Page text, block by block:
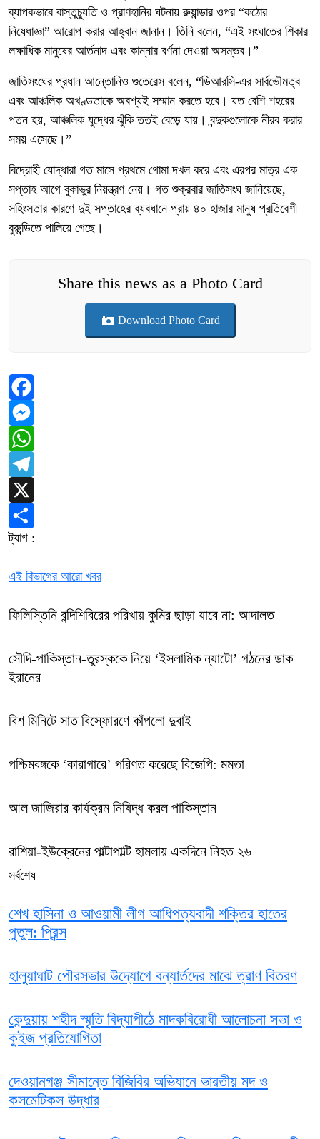
ব্যাপকভাবে বাস্তুচ্যুতি ও প্রাণহানির ঘটনায় রুয়ান্ডার ওপর “কঠোর
নিষেধাজ্ঞা” আরোপ করার আহ্বান জানান। তিনি বলেন, “এই সংঘাতের শিকার
লক্ষাধিক মানুষের আর্তনাদ এবং কান্নার বর্ণনা দেওয়া অসম্ভব।”
জাতিসংঘের প্রধান আন্তোনিও গুতেরেস বলেন, “ডিআরসি-এর সার্বভৌমত্ব
এবং আঞ্চলিক অখণ্ডতাকে অবশ্যই সম্মান করতে হবে। যত বেশি শহরের
পতন হয়, আঞ্চলিক যুদ্ধের ঝুঁকি ততই বেড়ে যায়। বন্দুকগুলোকে নীরব করার
সময় এসেছে।”
বিদ্রোহী যোদ্ধারা গত মাসে প্রথমে গোমা দখল করে এবং এরপর মাত্র এক
সপ্তাহ আগে বুকাভুর নিয়ন্ত্রণ নেয়। গত শুক্রবার জাতিসংঘ জানিয়েছে,
সহিংসতার কারণে দুই সপ্তাহের ব্যবধানে প্রায় ৪০ হাজার মানুষ প্রতিবেশী
বুরুন্ডিতে পালিয়ে গেছে।
Share this news as a Photo Card
Download Photo Card
Facebook
Messenger
WhatsApp
Telegram
X
Share
ট্যাগ :
এই বিভাগের আরো খবর
ফিলিস্তিনি বন্দিশিবিরের পরিখায় কুমির ছাড়া যাবে না: আদালত
সৌদি-পাকিস্তান-তুরস্ককে নিয়ে ‘ইসলামিক ন্যাটো’ গঠনের ডাক
ইরানের
বিশ মিনিটে সাত বিস্ফোরণে কাঁপলো দুবাই
পশ্চিমবঙ্গকে ‘কারাগারে’ পরিণত করেছে বিজেপি: মমতা
আল জাজিরার কার্যক্রম নিষিদ্ধ করল পাকিস্তান
রাশিয়া-ইউক্রেনের পাল্টাপাল্টি হামলায় একদিনে নিহত ২৬
সর্বশেষ
শেখ হাসিনা ও আওয়ামী লীগ আধিপত্যবাদী শক্তির হাতের
পুতুল: প্রিন্স
হালুয়াঘাট পৌরসভার উদ্যোগে বন্যার্তদের মাঝে ত্রাণ বিতরণ
কেন্দুয়ায় শহীদ স্মৃতি বিদ্যাপীঠে মাদকবিরোধী আলোচনা সভা ও
কুইজ প্রতিযোগিতা
দেওয়ানগঞ্জ সীমান্তে বিজিবির অভিযানে ভারতীয় মদ ও
কসমেটিকস উদ্ধার